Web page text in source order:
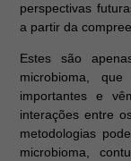
perspectivas
a partir da
Estes são
microbioma,
importantes e
interações entre
metodologias
microbioma,